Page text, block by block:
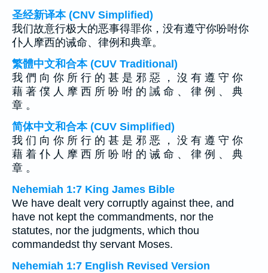
圣经新译本 (CNV Simplified)
我们故意行极大的恶事得罪你，没有遵守你吩咐你
仆人摩西的诫命、律例和典章。
繁體中文和合本 (CUV Traditional)
我 們 向 你 所 行 的 甚 是 邪 惡 ， 沒 有 遵 守 你
藉 著 僕 人 摩 西 所 吩 咐 的 誡 命 、 律 例 、 典
章 。
简体中文和合本 (CUV Simplified)
我 们 向 你 所 行 的 甚 是 邪 恶 ， 没 有 遵 守 你
藉 着 仆 人 摩 西 所 吩 咐 的 诫 命 、 律 例 、 典
章 。
Nehemiah 1:7 King James Bible
We have dealt very corruptly against thee, and
have not kept the commandments, nor the
statutes, nor the judgments, which thou
commandedst thy servant Moses.
Nehemiah 1:7 English Revised Version